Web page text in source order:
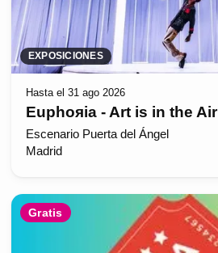
EXPOSICIONES
Hasta el 31 ago 2026
Euphoяia - Art is in the Air
Escenario Puerta del Ángel
Madrid
Gratis